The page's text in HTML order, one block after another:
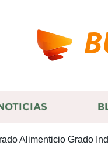
Alimenticio Grado